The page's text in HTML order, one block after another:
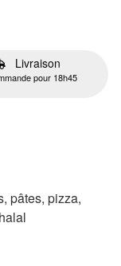
Livraison
pour 18h45
pâtes, pizza,